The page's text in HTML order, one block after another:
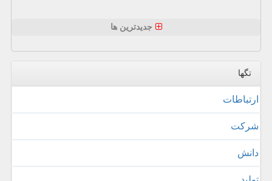
جدیدترین ها
تگها
ارتباطات
شركت
دانش